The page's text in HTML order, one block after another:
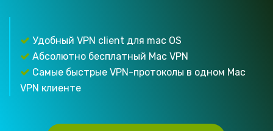
Удобный VPN client для mac OS
Абсолютно бесплатный Mac VPN
Самые быстрые VPN-протоколы в одном Mac
VPN клиенте